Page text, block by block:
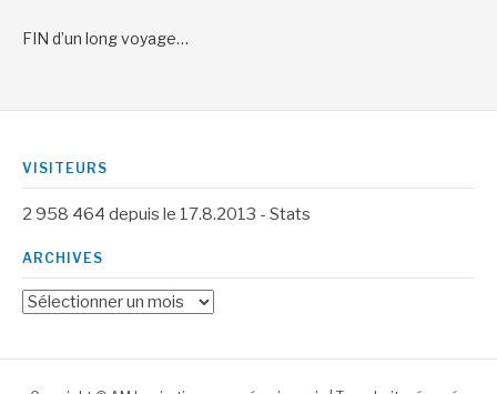
FIN d’un long voyage…
VISITEURS
2 958 464 depuis le 17.8.2013 - Stats
ARCHIVES
Archives